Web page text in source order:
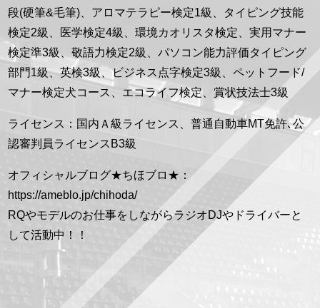
段(硬筆&毛筆)、アロマテラピー検定1級、タイピング技能
検定2級、医学検定4級、環境カオリスタ検定、実用マナー
検定準3級、敬語力検定2級、パソコン能力評価タイピング
部門1級、英検3級、ビジネス点字検定3級、ペットフード/
マナー検定犬コース、エコライフ検定、賞状技法士3級
ライセンス：国内Ａ級ライセンス、普通自動車MT免許､公
認審判員ライセンスB3級
オフィシャルブログ★ちほブロ★：
https://ameblo.jp/chihoda/
RQやモデルのお仕事をしながらラジオDJやドライバーと
して活動中！！